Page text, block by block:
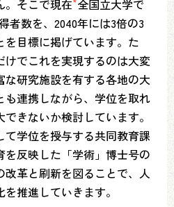
。そこで現在 全国立大学で
者数を、2040年には3倍の3
目標に掲げています。た
けでこれを実現するのは大変
研究施設を有する各地の大
も連携しながら、学位を取れ
きないか検討しています。
て学位を授与する共同教育課
反映した「学術」博士号の
革と刷新を図ることで、人
推進していきます。